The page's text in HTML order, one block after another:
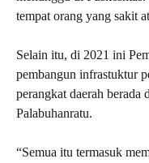
tempat orang yang sakit
Selain itu, di 2021 ini
pembangun infrastuktur
perangkat daerah berada
Palabuhanratu.
“Semua itu termasuk